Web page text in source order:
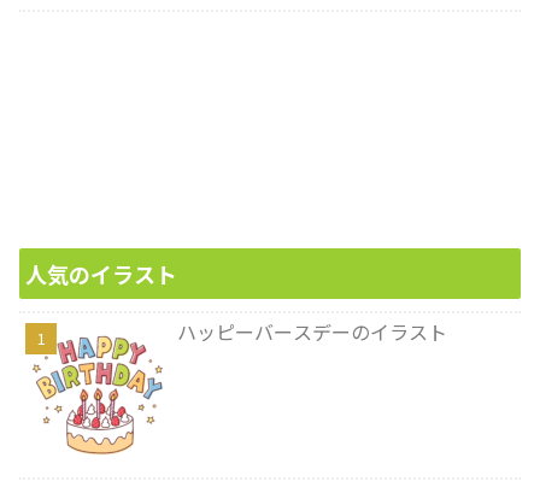
人気のイラスト
ハッピーバースデーのイラスト